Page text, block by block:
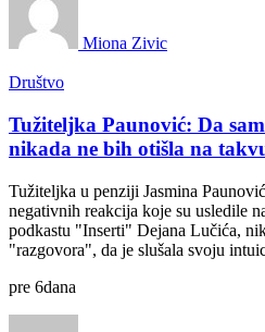
Miona Zivic
Društvo
Tužiteljka Paunović: Da
nikada ne bih otišla na
Tužiteljka u penziji Jasmina
negativnih reakcija koje su usledile
podkastu "Inserti" Dejana Lučića,
"razgovora", da je slušala svoju
pre 6dana